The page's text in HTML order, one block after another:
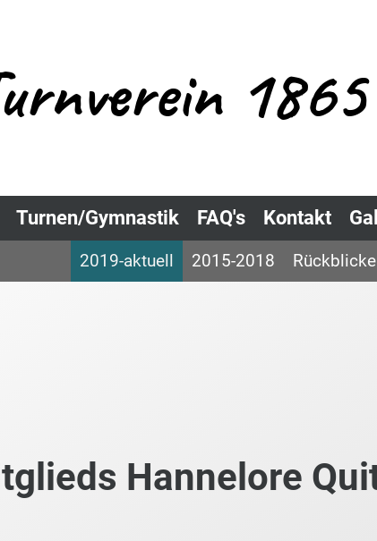
1865
Turnen/Gymnastik FAQ's Kontakt
2019-aktuell 2015-2018 Rückblicke
Hannelore